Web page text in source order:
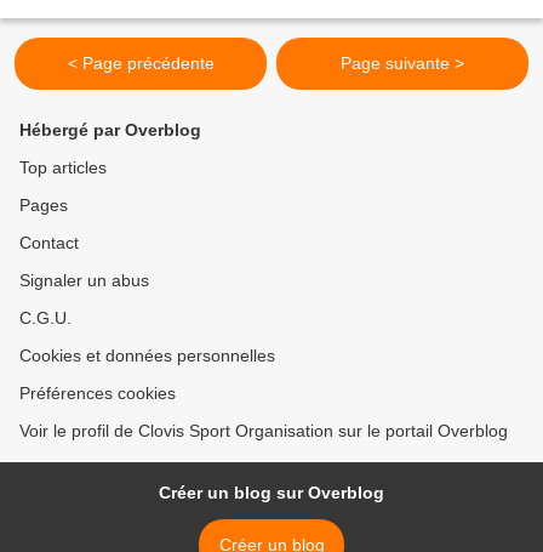
< Page précédente Page suivante >
Hébergé par Overblog
Top articles
Pages
Contact
Signaler un abus
C.G.U.
Cookies et données personnelles
Préférences cookies
Voir le profil de Clovis Sport Organisation sur le portail Overblog
Créer un blog sur Overblog
Créer un blog